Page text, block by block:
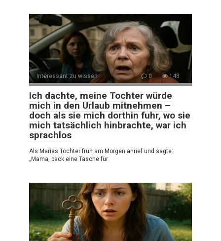
Interessant zu wissen 0 148
Ich dachte, meine Tochter würde
mich in den Urlaub mitnehmen –
doch als sie mich dorthin fuhr, wo sie
mich tatsächlich hinbrachte, war ich
sprachlos
Als Marias Tochter früh am Morgen anrief und sagte:
„Mama, pack eine Tasche für